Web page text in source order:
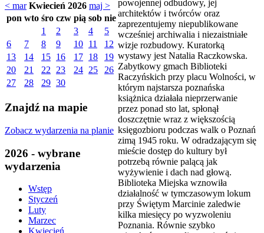
< mar Kwiecień 2026 maj >
pon wto śro czw pią sob nie
1
2 3 4
5
6
7 8 9 10 11
12
13
14 15 16 17 18
19
20
21 22 23 24 25
26
27
28 29 30
Znajdź na mapie
Zobacz wydarzenia na planie
2026 - wybrane
wydarzenia
Wstęp
Styczeń
Luty
Marzec
powojennej odbudowy, jej
architektów i twórców oraz
zaprezentujemy niepublikowane
wcześniej archiwalia i niezaistniałe
wizje rozbudowy. Kuratorką
wystawy jest Natalia Raczkowska.
Zabytkowy gmach Biblioteki
Raczyńskich przy placu Wolności, w
którym najstarsza poznańska
książnica działała nieprzerwanie
przez ponad sto lat, spłonął
doszczętnie wraz z większością
księgozbioru podczas walk o Poznań
zimą 1945 roku. W odradzającym się
mieście dostęp do kultury był
potrzebą równie palącą jak
wyżywienie i dach nad głową.
Biblioteka Miejska wznowiła
działalność w tymczasowym lokum
przy Świętym Marcinie zaledwie
kilka miesięcy po wyzwoleniu
Poznania. Równie szybko